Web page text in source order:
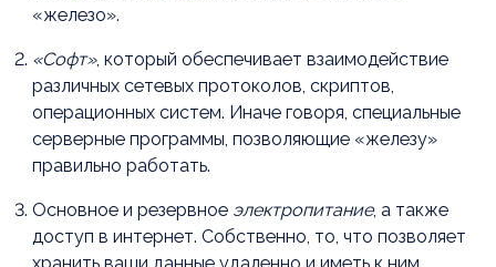
«железо».
«Софт», который обеспечивает взаимодействие
различных сетевых протоколов, скриптов,
операционных систем. Иначе говоря, специальные
серверные программы, позволяющие «железу»
правильно работать.
Основное и резервное электропитание, а также
доступ в интернет. Собственно, то, что позволяет
хранить ваши данные удаленно и иметь к ним